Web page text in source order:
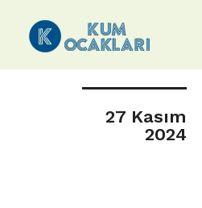
27 Kasım
2024